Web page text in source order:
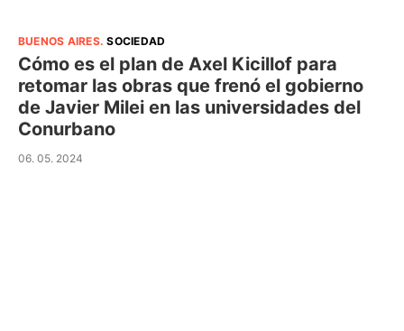
BUENOS AIRES.SOCIEDAD
Cómo es el plan de Axel Kicillof para
retomar las obras que frenó el gobierno
de Javier Milei en las universidades del
Conurbano
06. 05. 2024